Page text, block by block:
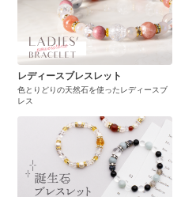
レディースブレスレット
色とりどりの天然石を使ったレディースブ
レス